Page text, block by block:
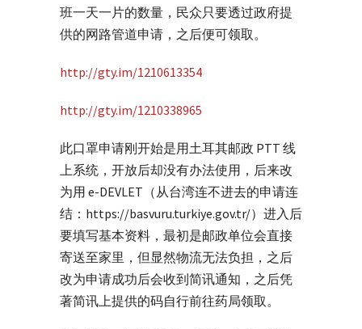
班一天一片的数量，民众只要透过政府提
供的网路管道申请，之后便可领取。
http://gty.im/1210613354
http://gty.im/1210338965
此口罩申请刚开始是用土耳其邮政 PTT 线
上系统，开放后却没有办法使用，后来改
为用 e-DEVLET（从台湾连不进去的申请连
结：https://basvuru.turkiye.gov.tr/）进入后
要填写基本资料，最初是邮政单位会直接
寄送至家里，但显然物流无法负担，之后
改为申请成功后会收到简讯通知，之后凭
著简讯上提供的码自行前往药局领取。